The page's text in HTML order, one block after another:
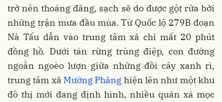
trở nên thoáng đãng, sạch sẽ do được gột rửa bởi
những trận mưa đầu mùa. Từ Quốc lộ 279B đoạn
Nà Tấu dẫn vào trung tâm xã chỉ mất 20 phút
đồng hồ. Dưới tán rừng trùng điệp, con đường
ngoằn ngoèo lượn giữa những đồi cây xanh rì,
trung tâm xã Mường Phăng hiện lên như một khu
đô thị mới đang định hình, nhiều quán xá mọc